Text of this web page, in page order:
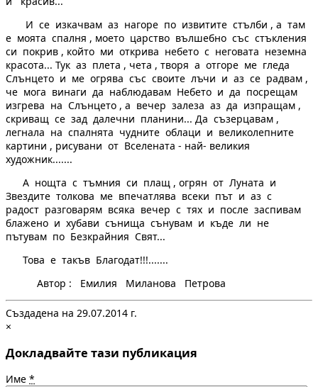
И се изкачвам аз нагоре по извитите стълби , а там
е моята спалня , моето царство вълшебно със стъкления
си покрив , който ми открива небето с неговата неземна
красота... Тук аз плета , чета , творя а отгоре ме гледа
Слънцето и ме огрява със своите лъчи и аз се радвам ,
че мога винаги да наблюдавам Небето и да посрещам
изгрева на Слънцето , а вечер залеза аз да изпращам ,
скриващ се зад далечни планини... Да съзерцавам ,
легнала на спалнята чудните облаци и великолепните
картини , рисувани от Вселената - най- великия
художник.......
А нощта с тъмния си плащ , огрян от Луната и
Звездите толкова ме впечатлява всеки път и аз с
радост разговарям всяка вечер с тях и после заспивам
блажено и хубави сънища сънувам и къде ли не
пътувам по Безкрайния Свят...
Това е такъв Благодат!!!.......
Автор : Емилия Миланова Петрова
Създадена на 29.07.2014 г.
×
Докладвайте тази публикация
Име *